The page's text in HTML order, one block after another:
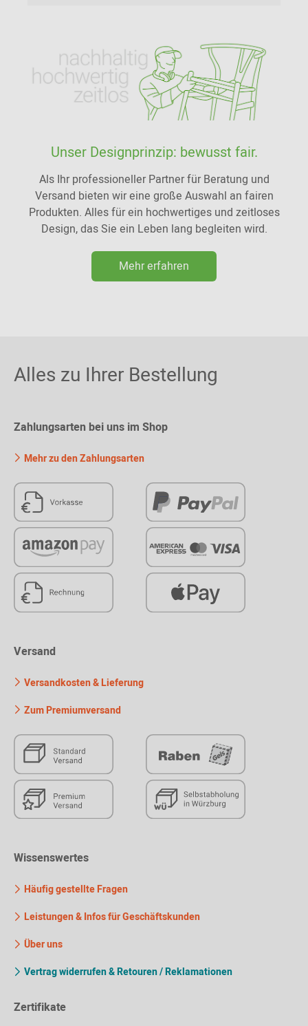
Unser Designprinzip: bewusst fair.
Als Ihr professioneller Partner für Beratung und
Versand bieten wir eine große Auswahl an fairen
Produkten. Alles für ein hochwertiges und zeitloses
Design, das Sie ein Leben lang begleiten wird.
Mehr erfahren
Alles zu Ihrer Bestellung
Zahlungsarten bei uns im Shop
Mehr zu den Zahlungsarten
Versand
Versandkosten & Lieferung
Zum Premiumversand
Wissenswertes
Häufig gestellte Fragen
Leistungen & Infos für Geschäftskunden
Über uns
Vertrag widerrufen & Retouren / Reklamationen
Zertifikate